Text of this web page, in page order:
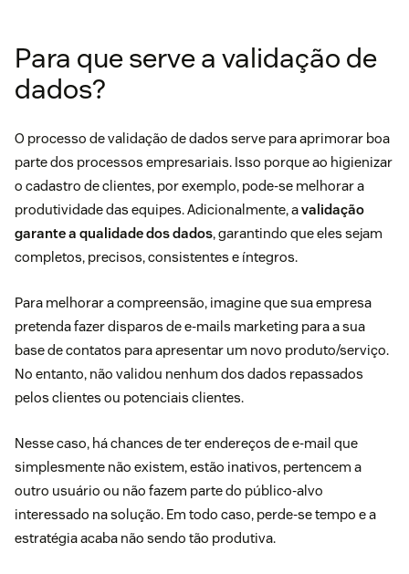
Para que serve a validação de
dados?
O processo de validação de dados serve para aprimorar boa
parte dos processos empresariais. Isso porque ao higienizar
o cadastro de clientes, por exemplo, pode-se melhorar a
produtividade das equipes. Adicionalmente, avalidação
garante a qualidade dos dados, garantindo que eles sejam
completos, precisos, consistentes e íntegros.
Para melhorar a compreensão, imagine que sua empresa
pretenda fazer disparos de e-mails marketing para a sua
base de contatos para apresentar um novo produto/serviço.
No entanto, não validou nenhum dos dados repassados
pelos clientes ou potenciais clientes.
Nesse caso, há chances de ter endereços de e-mail que
simplesmente não existem, estão inativos, pertencem a
outro usuário ou não fazem parte do público-alvo
interessado na solução. Em todo caso, perde-se tempo e a
estratégia acaba não sendo tão produtiva.